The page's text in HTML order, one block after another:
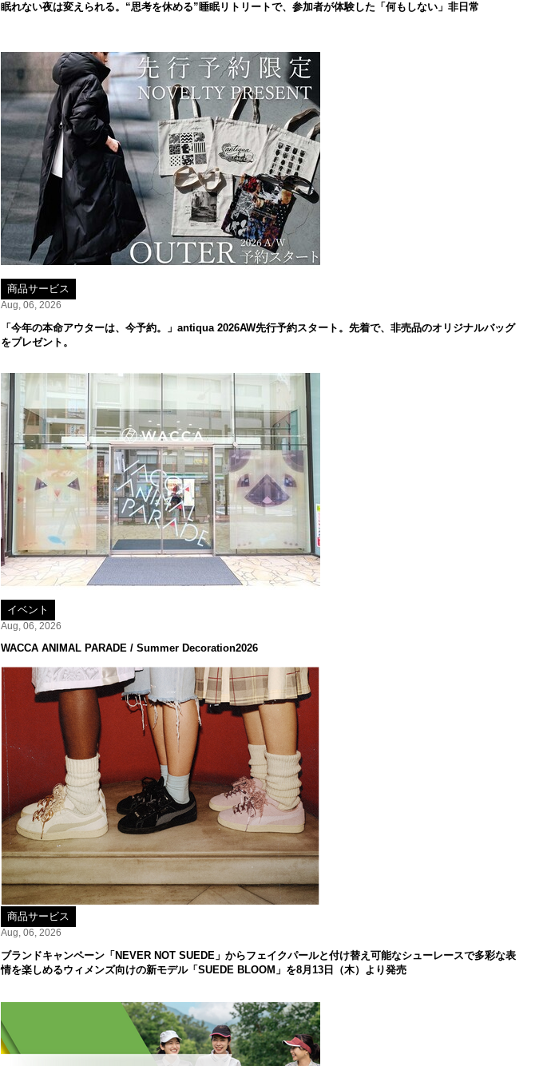
眠れない夜は変えられる。“思考を休める”睡眠リトリートで、参加者が体験した「何もしない」非日常
商品サービス
Aug, 06, 2026
「今年の本命アウターは、今予約。」antiqua 2026AW先行予約スタート。先着で、非売品のオリジナルバッグ
をプレゼント。
イベント
Aug, 06, 2026
WACCA ANIMAL PARADE / Summer Decoration2026
商品サービス
Aug, 06, 2026
ブランドキャンペーン「NEVER NOT SUEDE」からフェイクパールと付け替え可能なシューレースで多彩な表
情を楽しめるウィメンズ向けの新モデル「SUEDE BLOOM」を8月13日（木）より発売